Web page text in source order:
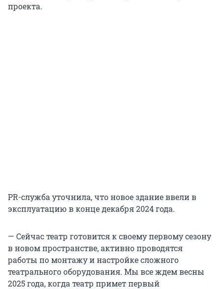
проекта.
PR-служба уточнила, что новое здание ввели в
эксплуатацию в конце декабря 2024 года.
— Сейчас театр готовится к своему первому сезону
в новом пространстве, активно проводятся
работы по монтажу и настройке сложного
театрального оборудования. Мы все ждем весны
2025 года, когда театр примет первый